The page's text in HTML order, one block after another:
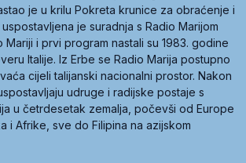
je u krilu Pokreta krunice za obraćenje i
je suradnja s Radio Marijom
Mariji i prvi program nastali su 1983. godine
Italije. Iz Erbe se Radio Marija postupno
cijeli talijanski nacionalni prostor. Nakon
udruge i radijske postaje s
u četrdesetak zemalja, počevši od Europe
i Afrike, sve do Filipina na azijskom